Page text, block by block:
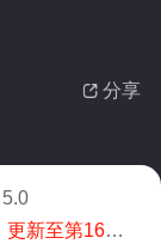
 分享
5.0
更新至第16集